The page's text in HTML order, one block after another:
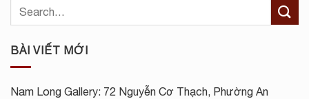
BÀI VIẾT MỚI
Nam Long Gallery: 72 Nguyễn Cơ Thạch, Phường An